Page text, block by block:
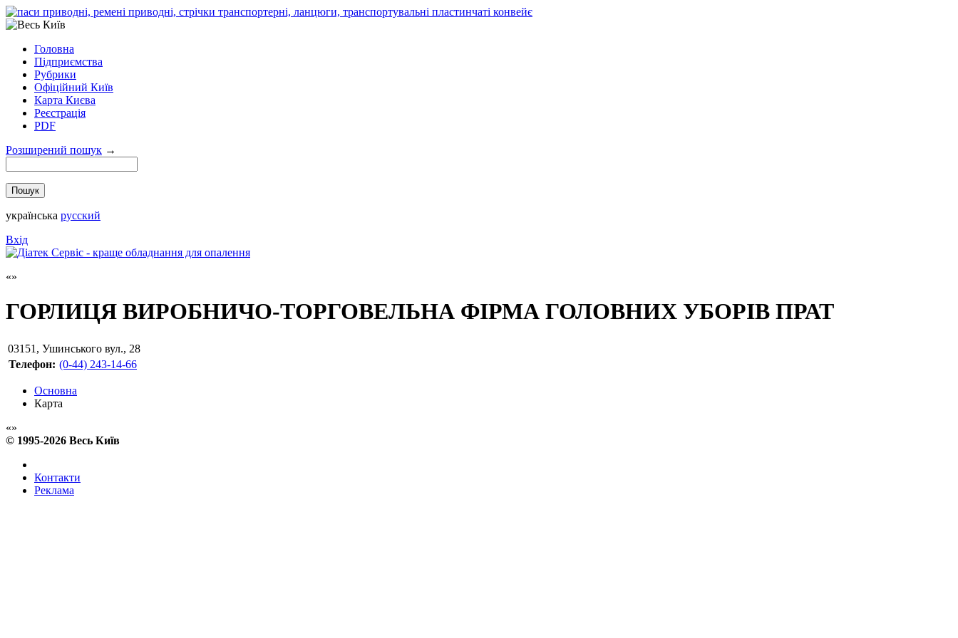
Головна
Підприємства
Рубрики
Офіційний Київ
Карта Києва
Реєстрація
PDF
Розширений пошук →
українська русский
Вхід
ГОРЛИЦЯ ВИРОБНИЧО-ТОРГОВЕЛЬНА ФІРМА ГОЛОВНИХ УБОРІВ ПРАТ
03151 , Ушинського вул., 28
Телефон: (0-44) 243-14-66
Основна
Карта
© 1995-2026 Весь Київ
Контакти
Реклама